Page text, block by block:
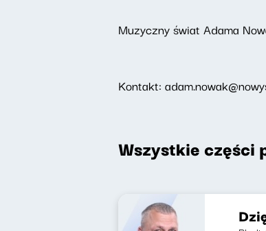
Muzyczny świat Adama
Kontakt:
Wszystkie części